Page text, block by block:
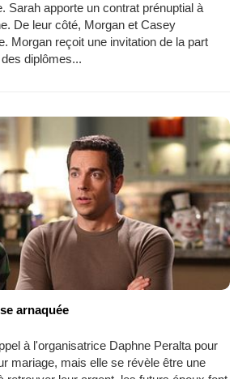
Sarah apporte un contrat prénuptial à
De leur côté, Morgan et Casey
Morgan reçoit une invitation de la part
diplômes...
arnaquée
à l'organisatrice Daphne Peralta pour
mariage, mais elle se révèle être une